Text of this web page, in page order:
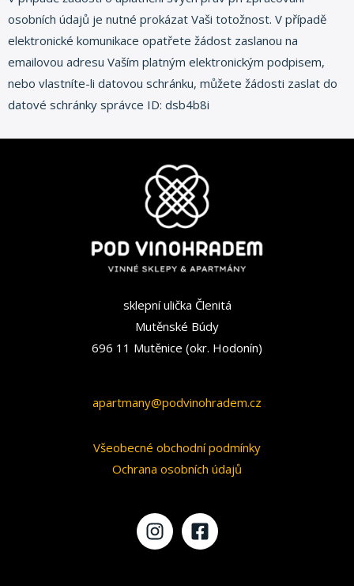
osobních údajů je nutné prokázat Vaši totožnost. V případě
elektronické komunikace opatřete žádost zaslanou na
emailovou adresu Vaším platným elektronickým podpisem,
nebo vlastníte-li datovou schránku, můžete žádosti zaslat do
datové schránky správce ID: dsb4b8i
sklepní ulička Členitá
Mutěnské Búdy
696 11 Mutěnice (okr. Hodonín)
apartmany@podvinohradem.cz
Všeobecné obchodní podmínky
Ochrana osobních údajů